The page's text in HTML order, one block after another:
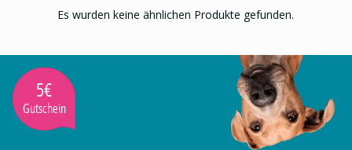
Es wurden keine ähnlichen Produkte gefunden.
5€
Gutschein